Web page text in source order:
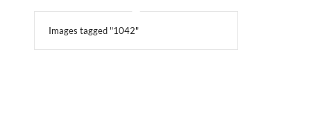
Images tagged "1042"